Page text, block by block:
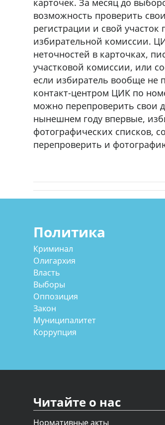
возможность проверить
регистрации и свой участок
избирательной комиссии.
неточностей в карточках,
участковой комиссии, или
если избиратель вообще не
контакт-центром ЦИК по
можно перепроверить свои
нынешнем году впервые,
фотографических списков,
перепроверить и
Политика
Криминал
Олигархия
Власть
Выборы
Оппозиция
Закон
Муниципалитет
Коррупция
Читайте о нас
Нормативные акты